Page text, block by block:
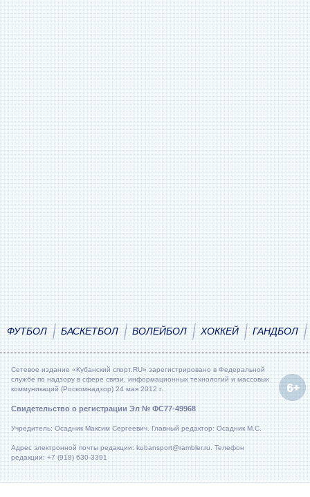
ФУТБОЛ БАСКЕТБОЛ ВОЛЕЙБОЛ ХОККЕЙ ГАНДБОЛ
Сетевое издание «Кубанский спорт.RU» зарегистрировано в Федеральной
службе по надзору в сфере связи, информационных технологий и массовых
коммуникаций (Роскомнадзор) 24 мая 2012 г.
Свидетельство о регистрации Эл № ФС77-49968
Учредитель: Осадник Максим Сергеевич. Главный редактор: Осадник М.С.
Адрес электронной почты редакции: kubansport@rambler.ru. Телефон
редакции: +7 (918) 630-3391